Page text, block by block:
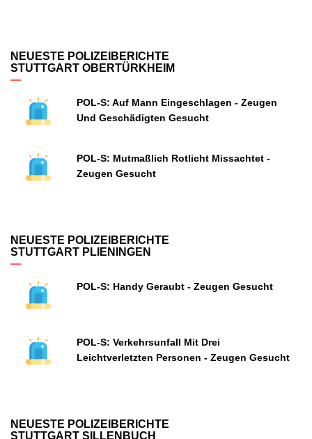
NEUESTE POLIZEIBERICHTE
STUTTGART OBERTÜRKHEIM
POL-S: Auf Mann Eingeschlagen - Zeugen
Und Geschädigten Gesucht
POL-S: Mutmaßlich Rotlicht Missachtet -
Zeugen Gesucht
NEUESTE POLIZEIBERICHTE
STUTTGART PLIENINGEN
POL-S: Handy Geraubt - Zeugen Gesucht
POL-S: Verkehrsunfall Mit Drei
Leichtverletzten Personen - Zeugen Gesucht
NEUESTE POLIZEIBERICHTE
STUTTGART SILLENBUCH